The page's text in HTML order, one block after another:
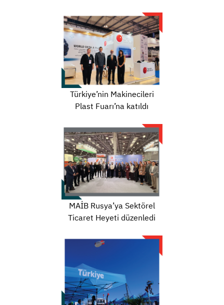
Türkiye’nin Makinecileri
Plast Fuarı’na katıldı
MAİB Rusya’ya Sektörel
Ticaret Heyeti düzenledi